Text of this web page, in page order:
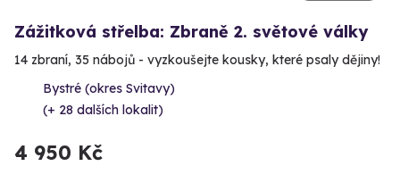
Zážitková střelba: Zbraně 2. světové války
14 zbraní, 35 nábojů - vyzkoušejte kousky, které psaly dějiny!
Bystré (okres Svitavy)
(+ 28 dalších lokalit)
4 950 Kč